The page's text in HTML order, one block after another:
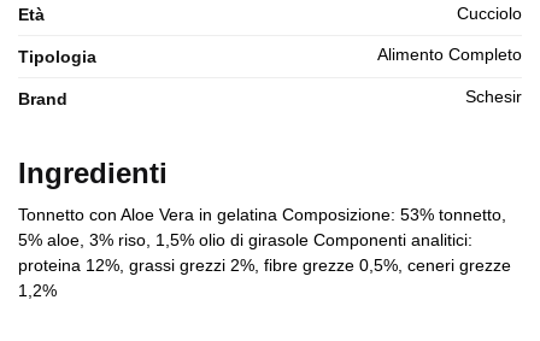
Età Cucciolo
Tipologia Alimento Completo
Brand Schesir
Ingredienti
Tonnetto con Aloe Vera in gelatina Composizione: 53% tonnetto,
5% aloe, 3% riso, 1,5% olio di girasole Componenti analitici:
proteina 12%, grassi grezzi 2%, fibre grezze 0,5%, ceneri grezze
1,2%